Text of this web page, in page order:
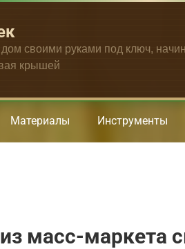
дом своими руками под ключ,
крышей
Материалы Инструменты
масс-маркета